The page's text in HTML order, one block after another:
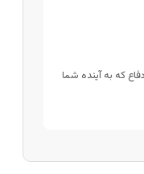
به آینده شما